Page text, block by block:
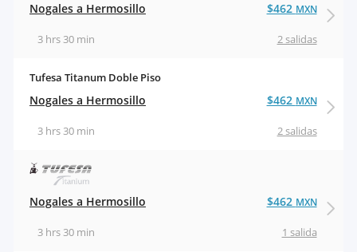
Nogales a Hermosillo
2 salidas
3 hrs 30 min
$462 MXN
Tufesa Titanum Doble Piso
Nogales a Hermosillo
2 salidas
3 hrs 30 min
$462 MXN
Nogales a Hermosillo
1 salida
3 hrs 30 min
$462 MXN